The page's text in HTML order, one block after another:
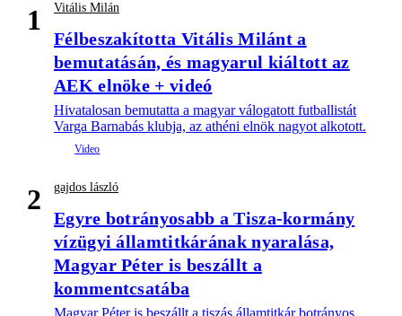
1 Vitális Milán
Félbeszakította Vitális Milánt a
bemutatásán, és magyarul kiáltott az
AEK elnöke + videó
Hivatalosan bemutatta a magyar válogatott futballistát
Varga Barnabás klubja, az athéni elnök nagyot alkotott.
2 gajdos lászló
Egyre botrányosabb a Tisza-kormány
vízügyi államtitkárának nyaralása,
Magyar Péter is beszállt a
kommentcsatába
Magyar Péter is beszállt a tiszás államtitkár botrányos